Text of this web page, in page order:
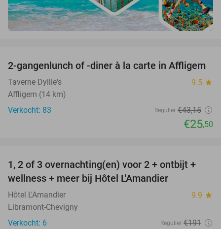
41%
2-gangenlunch of -diner à la carte in Affligem
Taverne Dyllie's 9.5 star
Affligem (14 km)
Verkocht: 83
Regulier €43,15
€25,50
32%
TODAY
1, 2 of 3 overnachting(en) voor 2 + ontbijt +
wellness + meer bij Hôtel L'Amandier
Hôtel L'Amandier 9.9 star
Libramont-Chevigny
Verkocht: 6
Regulier €191